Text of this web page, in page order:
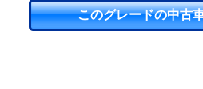
このグレードの中古